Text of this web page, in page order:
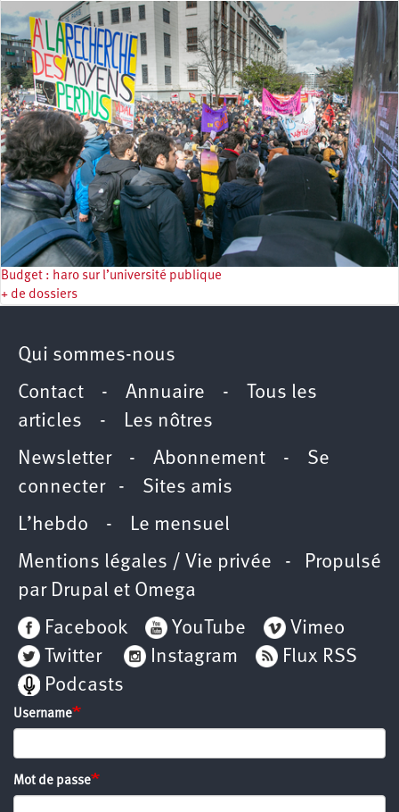
Budget : haro sur l’université publique
+ de dossiers
Qui sommes-nous
Contact - Annuaire -
Tous les
articles - Les nôtres
Newsletter- Abonnement - Se
connecter- Sites amis
L’hebdo - Le mensuel
Mentions légales / Vie privée - Propulsé
par Drupal et Omega
Facebook
YouTube
Vimeo
Twitter
Instagram
Flux RSS
Podcasts
Username
Mot de passe